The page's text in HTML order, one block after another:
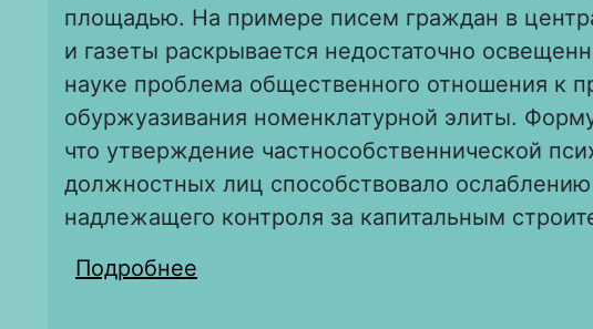
площадью. На примере писем граждан в
и газеты раскрывается недостаточно
науке проблема общественного отношения к
обуржуазивания номенклатурной элиты.
что утверждение частнособственнической
должностных лиц способствовало
надлежащего контроля за капитальным
Подробнее